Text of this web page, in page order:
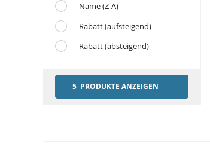
Name (Z-A)
Rabatt (aufsteigend)
Rabatt (absteigend)
5 PRODUKTE ANZEIGEN